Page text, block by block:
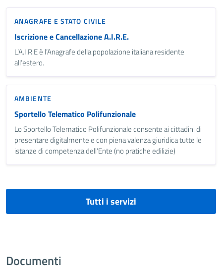
ANAGRAFE E STATO CIVILE
Iscrizione e Cancellazione A.I.R.E.
L’A.I.R.E è l’Anagrafe della popolazione italiana residente
all’estero.
AMBIENTE
Sportello Telematico Polifunzionale
Lo Sportello Telematico Polifunzionale consente ai cittadini di
presentare digitalmente e con piena valenza giuridica tutte le
istanze di competenza dell’Ente (no pratiche edilizie)
Tutti i servizi
Documenti